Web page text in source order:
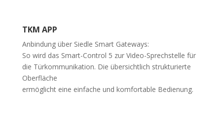
TKM APP
Anbindung über Siedle Smart Gateways:
So wird das Smart-Control 5 zur Video-Sprechstelle für
die Türkommunikation. Die übersichtlich strukturierte
Oberfläche
ermöglicht eine einfache und komfortable Bedienung.